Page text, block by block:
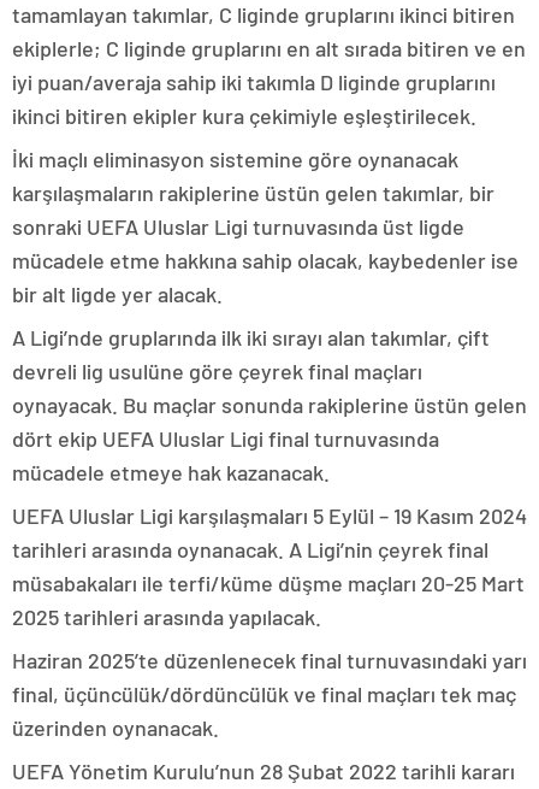
tamamlayan takımlar, C liginde gruplarını ikinci bitiren
ekiplerle; C liginde gruplarını en alt sırada bitiren ve en
iyi puan/averaja sahip iki takımla D liginde gruplarını
ikinci bitiren ekipler kura çekimiyle eşleştirilecek.
İki maçlı eliminasyon sistemine göre oynanacak
karşılaşmaların rakiplerine üstün gelen takımlar, bir
sonraki UEFA Uluslar Ligi turnuvasında üst ligde
mücadele etme hakkına sahip olacak, kaybedenler ise
bir alt ligde yer alacak.
A Ligi’nde gruplarında ilk iki sırayı alan takımlar, çift
devreli lig usulüne göre çeyrek final maçları
oynayacak. Bu maçlar sonunda rakiplerine üstün gelen
dört ekip UEFA Uluslar Ligi final turnuvasında
mücadele etmeye hak kazanacak.
UEFA Uluslar Ligi karşılaşmaları 5 Eylül – 19 Kasım 2024
tarihleri arasında oynanacak. A Ligi’nin çeyrek final
müsabakaları ile terfi/küme düşme maçları 20-25 Mart
2025 tarihleri arasında yapılacak.
Haziran 2025’te düzenlenecek final turnuvasındaki yarı
final, üçüncülük/dördüncülük ve final maçları tek maç
üzerinden oynanacak.
UEFA Yönetim Kurulu’nun 28 Şubat 2022 tarihli kararı